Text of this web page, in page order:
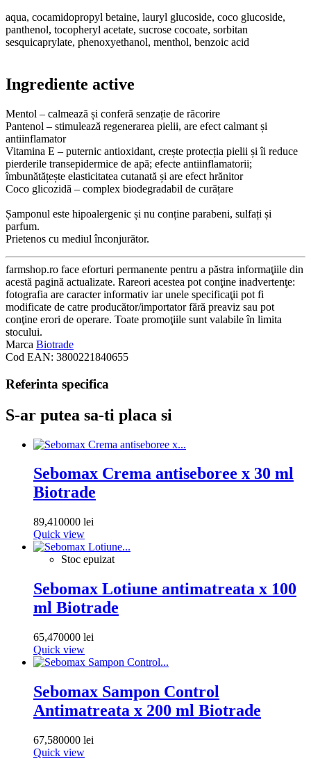
aqua, cocamidopropyl betaine, lauryl glucoside, coco glucoside,
panthenol, tocopheryl acetate, sucrose cocoate, sorbitan
sesquicaprylate, phenoxyethanol, menthol, benzoic acid
Ingrediente active
Mentol – calmează și conferă senzație de răcorire
Pantenol – stimulează regenerarea pielii, are efect calmant și
antiinflamator
Vitamina E – puternic antioxidant, crește protecția pielii și îi reduce
pierderile transepidermice de apă; efecte antiinflamatorii;
îmbunătățește elasticitatea cutanată și are efect hrănitor
Coco glicozidă – complex biodegradabil de curățare
Șamponul este hipoalergenic și nu conține parabeni, sulfați și
parfum.
Prietenos cu mediul înconjurător.
farmshop.ro face eforturi permanente pentru a păstra informaţiile din
acestă pagină actualizate. Rareori acestea pot conţine inadvertenţe:
fotografia are caracter informativ iar unele specificaţii pot fi
modificate de catre producător/importator fără preaviz sau pot
conţine erori de operare. Toate promoţiile sunt valabile în limita
stocului.
Marca Biotrade
Cod EAN: 3800221840655
Referinta specifica
S-ar putea sa-ti placa si
Sebomax Crema antiseboree x 30 ml
Biotrade
89,410000 lei
Quick view
Stoc epuizat
Sebomax Lotiune antimatreata x 100
ml Biotrade
65,470000 lei
Quick view
Sebomax Sampon Control
Antimatreata x 200 ml Biotrade
67,580000 lei
Quick view